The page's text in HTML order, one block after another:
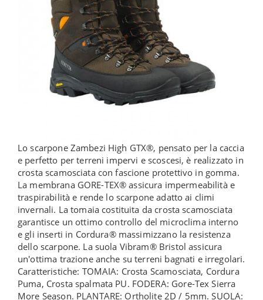
Lo scarpone Zambezi High GTX®, pensato per la caccia
e perfetto per terreni impervi e scoscesi, è realizzato in
crosta scamosciata con fascione protettivo in gomma.
La membrana GORE-TEX® assicura impermeabilità e
traspirabilità e rende lo scarpone adatto ai climi
invernali. La tomaia costituita da crosta scamosciata
garantisce un ottimo controllo del microclima interno
e gli inserti in Cordura® massimizzano la resistenza
dello scarpone. La suola Vibram® Bristol assicura
un'ottima trazione anche su terreni bagnati e irregolari.
Caratteristiche: TOMAIA: Crosta Scamosciata, Cordura
Puma, Crosta spalmata PU. FODERA: Gore-Tex Sierra
More Season. PLANTARE: Ortholite 2D / 5mm. SUOLA: